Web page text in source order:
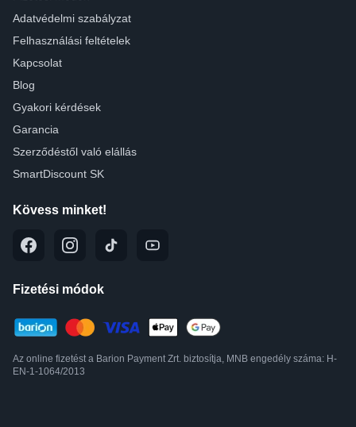
Adatvédelmi szabályzat
Felhasználási feltételek
Kapcsolat
Blog
Gyakori kérdések
Garancia
Szerződéstől való elállás
SmartDiscount SK
Kövess minket!
Fizetési módok
Az online fizetést a Barion Payment Zrt. biztosítja, MNB engedély száma: H-
EN-1-1064/2013